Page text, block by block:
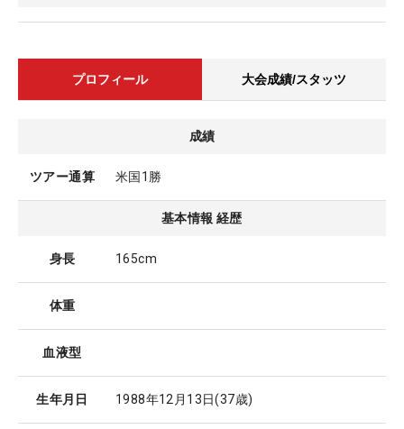
プロフィール 大会成績/スタッツ
成績
ツアー通算 米国1勝
基本情報 経歴
身長 165cm
体重
血液型
生年月日 1988年12月13日(37歳)